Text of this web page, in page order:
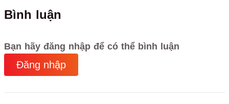
Bình luận
Bạn hãy đăng nhập để có thể bình luận
Đăng nhập